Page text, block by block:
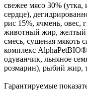
свежее мясо 30%
сердце),
рис 15%, ячмень, овес,
животный жир, желтый
смесь, сушеная мякоть
комплекс
одуванчик, льняное
розмарин), рыбий жир,
Гарантируемые